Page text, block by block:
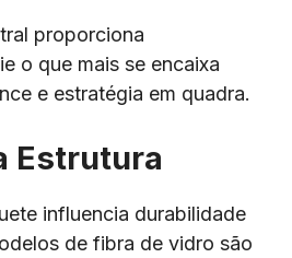
proporciona
o que mais se encaixa
e estratégia em quadra.
Estrutura
influencia durabilidade
de fibra de vidro são